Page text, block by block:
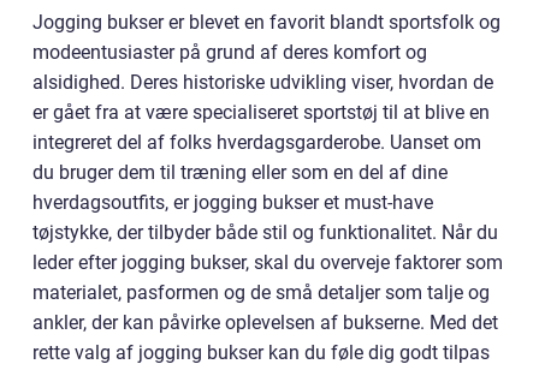
Jogging bukser er blevet en favorit blandt sportsfolk og
modeentusiaster på grund af deres komfort og
alsidighed. Deres historiske udvikling viser, hvordan de
er gået fra at være specialiseret sportstøj til at blive en
integreret del af folks hverdagsgarderobe. Uanset om
du bruger dem til træning eller som en del af dine
hverdagsoutfits, er jogging bukser et must-have
tøjstykke, der tilbyder både stil og funktionalitet. Når du
leder efter jogging bukser, skal du overveje faktorer som
materialet, pasformen og de små detaljer som talje og
ankler, der kan påvirke oplevelsen af bukserne. Med det
rette valg af jogging bukser kan du føle dig godt tilpas